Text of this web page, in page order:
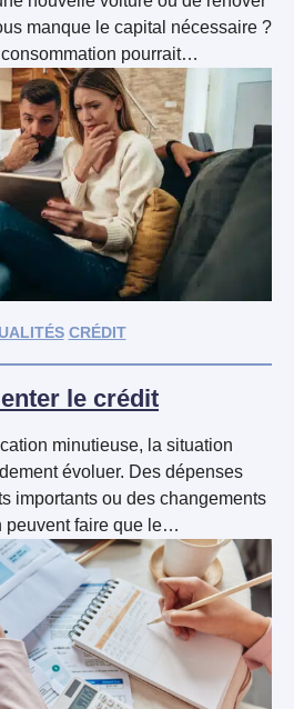
manque le capital nécessaire ?
pourrait…
CRÉDIT
le crédit
minutieuse, la situation
évoluer. Des dépenses
importants ou des changements
peuvent faire que le…